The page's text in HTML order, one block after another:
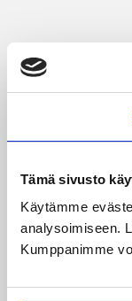
Tämä sivusto
Käytämme
analysoimiseen.
Kumppanimme